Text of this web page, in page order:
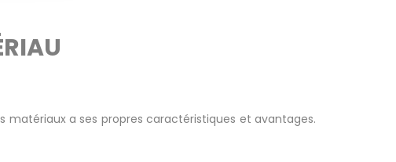
matériaux a ses propres caractéristiques et avantages.